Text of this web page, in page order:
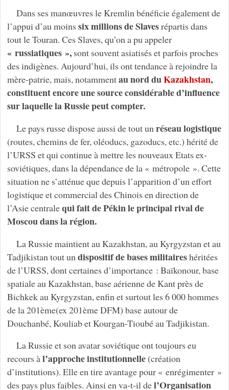
Dans ses manœuvres le Kremlin bénéficie également de
l’appui d’au moins six millions de Slavesrépartis dans
tout le Touran. Ces Slaves, qu’on a pu appeler
« russiatiques »,sont souvent asiatisés et parfois proches
des indigènes. Aujourd’hui, ils ont tendance à rejoindre la
mère-patrie, mais, notammentau nord duKazakhstan,
constituent encore une source considérable d’influence
sur laquelle la Russie peut compter.
Le pays russe dispose aussi de tout un réseau logistique
(routes, chemins de fer, oléoducs, gazoducs, etc.) hérité de
l’URSS et qui continue à mettre les nouveaux Etats ex-
soviétiques, dans la dépendance de la « métropole ». Cette
situation ne s’atténue que depuis l’apparition d’un effort
logistique et commercial des Chinois en direction de
l’Asie centralequi fait de Pékin le principal rival de
Moscou dans la région.
La Russie maintient au Kazakhstan, au Kyrgyzstan et au
Tadjikistan tout un dispositif de bases militaireshéritées
de l’URSS, dont certaines d’importance : Baïkonour, base
spatiale au Kazakhstan, base aérienne de Kant près de
Bichkek au Kyrgyzstan, enfin et surtout les 6 000 hommes
de la 201ème(ex 201ème DFM) base autour de
Douchanbé, Kouliab et Kourgan-Tioubé au Tadjikistan.
La Russie et son avatar soviétique ont toujours eu
recours àl’approche institutionnelle (création
d’institutions). Elle en tire avantage pour « enrégimenter »
des pays plus faibles. Ainsi en va-t-il del’Organisation